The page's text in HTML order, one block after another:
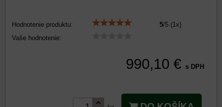
Hodnotenie produktu: 5/5 (1x)
Vaše hodnotenie:
990,10 € s DPH